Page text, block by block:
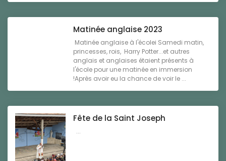
Matinée anglaise 2023
Matinée anglaise à l'écolei Samedi matin,
princesses, rois, Harry Potter...et autres
anglais et anglaises étaient présents à
l'école pour une matinée en immersion
!Après avoir eu la chance de voir le ...
Fête de la Saint Joseph
...